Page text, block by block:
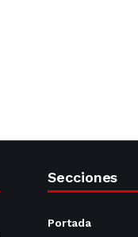
Secciones
Portada